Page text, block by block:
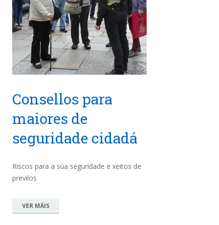
Consellos para
maiores de
seguridade cidadá
Riscos para a súa seguridade e xeitos de
previlos
VER MÁIS